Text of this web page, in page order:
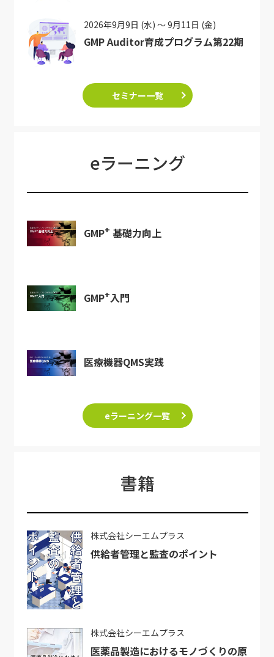
2026年9月9日 (水) ～ 9月11日 (金)
GMP Auditor育成プログラム第22期
セミナー一覧
eラーニング
GMP+ 基礎力向上
GMP+入門
医療機器QMS実践
eラーニング一覧
書籍
株式会社シーエムプラス
供給者管理と監査のポイント
株式会社シーエムプラス
医薬品製造におけるモノづくりの原